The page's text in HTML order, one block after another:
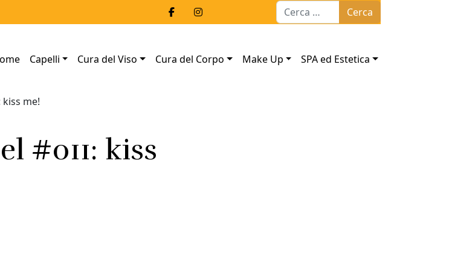
Ricerca per:
Capelli Cura del Viso Cura del Corpo Make Up SPA ed Estetica
me!
#011: kiss